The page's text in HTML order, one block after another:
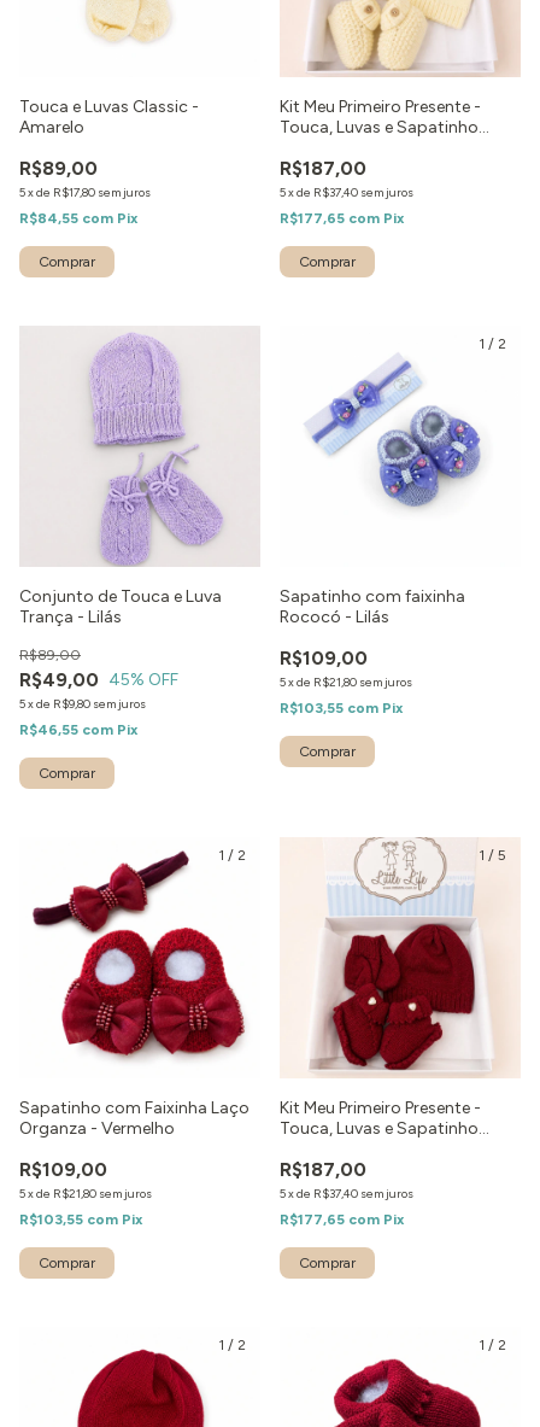
Touca e Luvas Classic -
Amarelo
R$89,00
5xde R$17,80 sem juros
R$84,55 com Pix
Kit Meu Primeiro Presente -
Touca, Luvas e Sapatinho
R$187,00
5xde R$37,40 sem juros
R$177,65 com Pix
Comprar
Conjunto de Touca e Luva
Trança - Lilás
R$49,00
R$89,00
45% OFF
5xde R$9,80 sem juros
R$46,55 com Pix
Comprar
1 / 2
Sapatinho com faixinha
Rococó - Lilás
R$109,00
5xde R$21,80 sem juros
R$103,55 com Pix
1 / 2
Sapatinho com Faixinha Laço
Organza - Vermelho
R$109,00
5xde R$21,80 sem juros
R$103,55 com Pix
1 / 5
Kit Meu Primeiro Presente -
Touca, Luvas e Sapatinho
R$187,00
5xde R$37,40 sem juros
R$177,65 com Pix
Comprar
1 / 2 1 / 2